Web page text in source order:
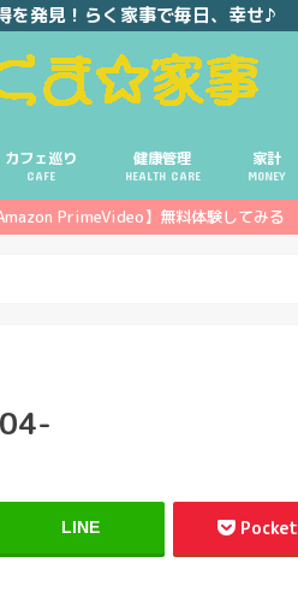
を発見！らく家事で毎日、幸せ♪
カフェ巡り
CAFE
健康管理
HEALTH CARE
家計
MONEY
ポイ活
投資
副業
Amazon PrimeVideo】無料体験してみる
LINE Pocket